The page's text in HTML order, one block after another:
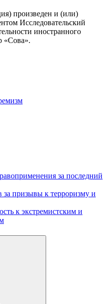
произведен и (или)
Исследовательский
иностранного
«Сова».